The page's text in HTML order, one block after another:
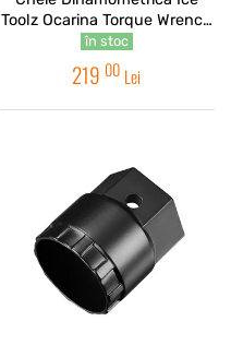
Toolz Ocarina Torque Wrench
3-10Nm
în stoc
219 00 Lei